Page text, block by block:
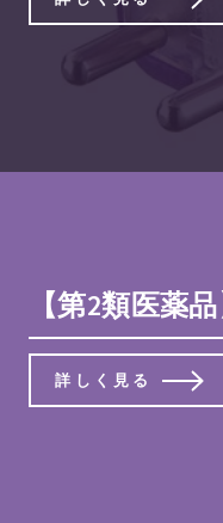
【第2類医薬
詳しく見る